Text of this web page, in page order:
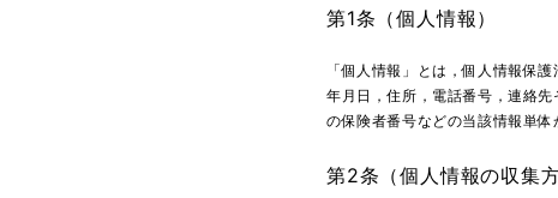
第1条（個人情報）
「個人情報」とは，個人情報保
年月日，住所，電話番号，連絡
の保険者番号などの当該情報単
第2条（個人情報の収集方